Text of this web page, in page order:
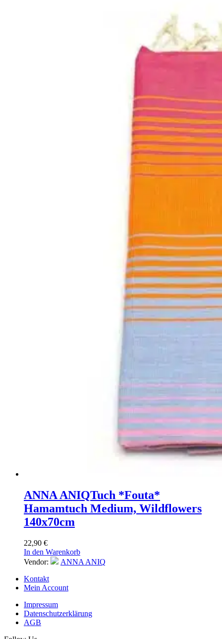
ANNA ANIQTuch *Fouta*
Hamamtuch Medium, Wildflowers
140x70cm
22,90 €
In den Warenkorb
Vendor:
ANNA ANIQ
Kontakt
Mein Account
Impressum
Datenschutzerklärung
AGB